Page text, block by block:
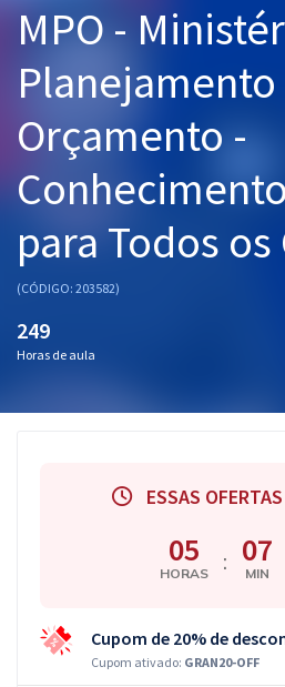
Cursos 20% OFF
Pós
Graduação
OAB
Questões grátis
Conteúdo gratuito
Aprovados
MPO -
Planejamento
Orçamento -
para Todos os
(CÓDIGO: 203582)
249
Horas de aula
ESSAS
05
HORAS : 07
MIN
Cupom de 20% de
Cupom ativado: GRAN20-OFF